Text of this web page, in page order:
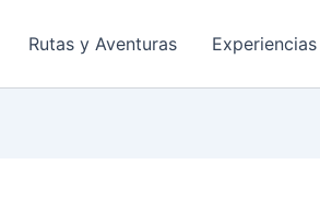
Rutas y Aventuras Experiencias